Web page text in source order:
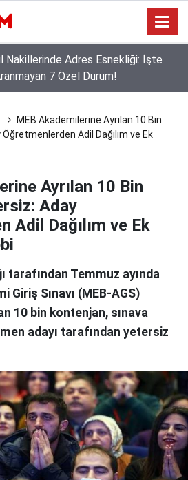
Tek Tip Kıyafet? Bakan Tekin’den
Yakından İlgilendiren
MEB Akademilerine Ayrılan 10 Bin
Adil Dağılım ve Ek
Ayrılan 10 Bin
Aday
Adil Dağılım ve Ek
tarafından Temmuz ayında
Giriş Sınavı (MEB-AGS)
10 bin kontenjan, sınava
adayı tarafından yetersiz